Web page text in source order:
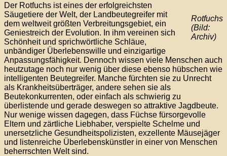
Rotfuchs
(Bild:
Archiv)
Der Rotfuchs ist eines der erfolgreichsten
Säugetiere der Welt, der Landbeutegreifer mit
dem weltweit größten Verbreitungsgebiet, ein
Geniestreich der Evolution. In ihm vereinen sich
Schönheit und sprichwörtliche Schläue,
unbändiger Überlebenswille und einzigartige
Anpassungsfähigkeit. Dennoch wissen viele Menschen auch
heutzutage noch nur wenig über diese ebenso hübschen wie
intelligenten Beutegreifer. Manche fürchten sie zu Unrecht
als Krankheitsüberträger, andere sehen sie als
Beutekonkurrenten, oder einfach als schwierig zu
überlistende und gerade deswegen so attraktive Jagdbeute.
Nur wenige wissen dagegen, dass Füchse fürsorgevolle
Eltern und zärtliche Liebhaber, verspielte Schelme und
unersetzliche Gesundheitspolizisten, exzellente Mäusejäger
und listenreiche Überlebenskünstler in einer von Menschen
beherrschten Welt sind.